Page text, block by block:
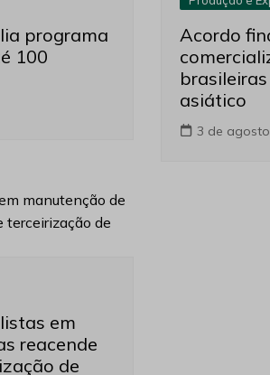
programa
100
Acordo
asiático
3 de
em
reacende
de